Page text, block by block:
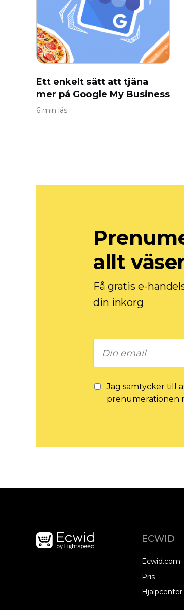
Ett enkelt sätt att tjäna
mer på Google My Business
6 min läs
allt
Få gratis e-
din inkorg
Jag samtycker till
prenumerationen
ECWID
Ecwid.com
Pris
Hjälpcenter